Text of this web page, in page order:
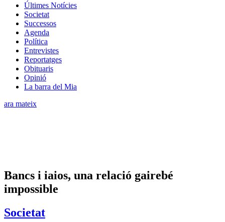
Últimes Notícies
Societat
Successos
Agenda
Política
Entrevistes
Reportatges
Obituaris
Opinió
La barra del Mia
ara mateix
Bancs i iaios, una relació gairebé
impossible
Societat